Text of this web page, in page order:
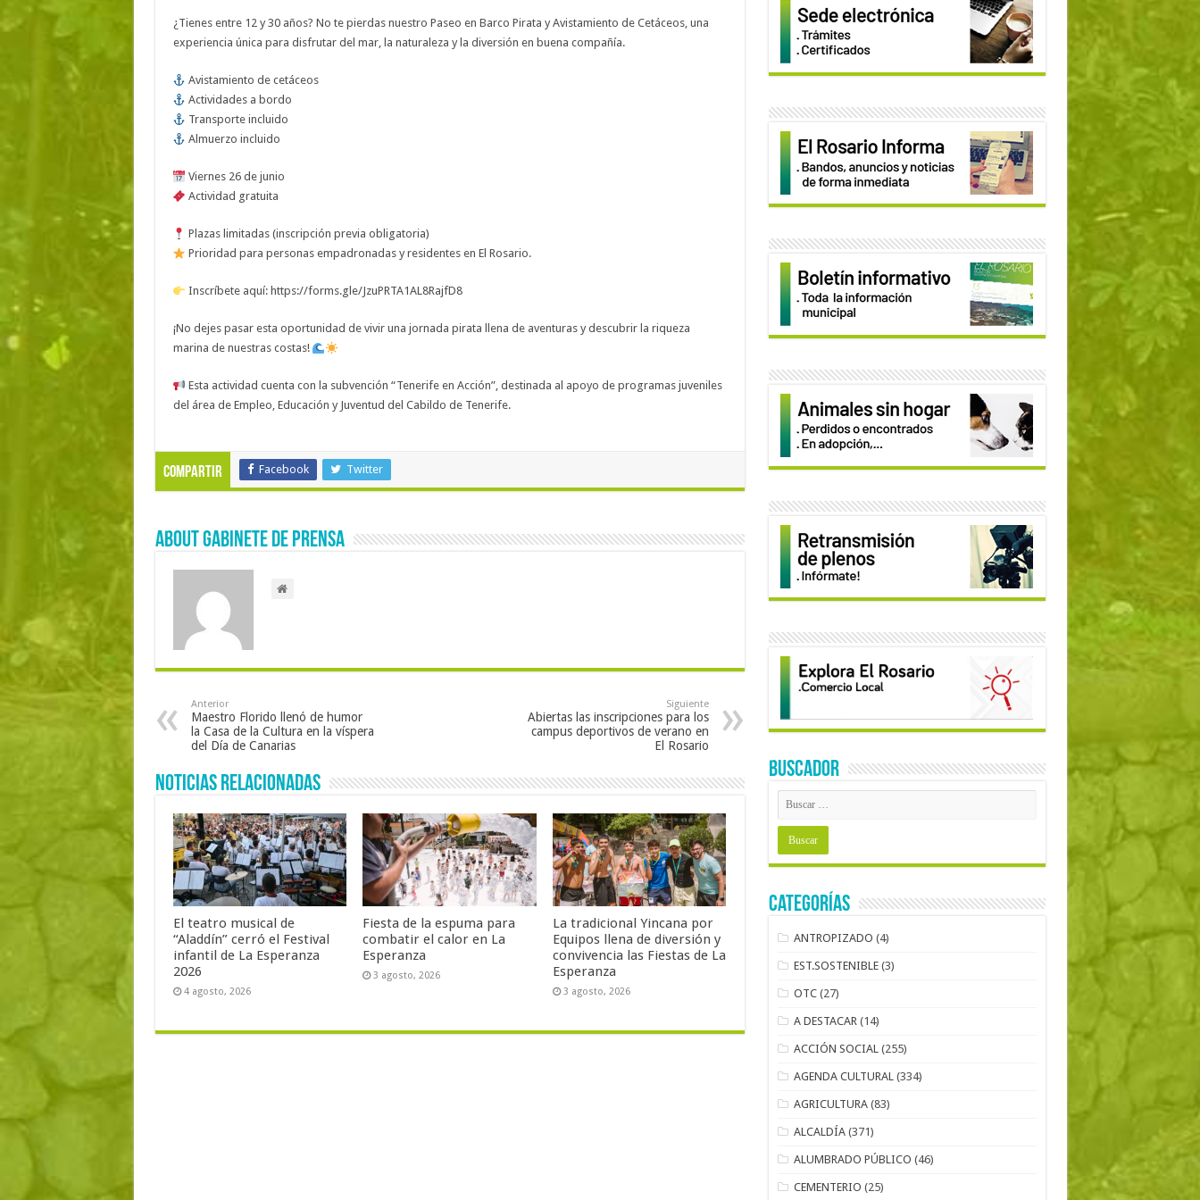
¿Tienes entre 12 y 30 años? No te pierdas nuestro Paseo en Barco Pirata y Avistamiento de Cetáceos, una
experiencia única para disfrutar del mar, la naturaleza y la diversión en buena compañía.
Avistamiento de cetáceos
Actividades a bordo
Transporte incluido
Almuerzo incluido
Viernes 26 de junio
Actividad gratuita
Plazas limitadas (inscripción previa obligatoria)
Prioridad para personas empadronadas y residentes en El Rosario.
Inscríbete aquí: https://forms.gle/JzuPRTA1AL8RajfD8
¡No dejes pasar esta oportunidad de vivir una jornada pirata llena de aventuras y descubrir la riqueza
marina de nuestras costas!
Esta actividad cuenta con la subvención “Tenerife en Acción”, destinada al apoyo de programas juveniles
del área de Empleo, Educación y Juventud del Cabildo de Tenerife.
Compartir Facebook Twitter
About Gabinete de Prensa
Anterior
Maestro Florido llenó de humor
la Casa de la Cultura en la víspera
del Día de Canarias
Siguiente
Abiertas las inscripciones para los
campus deportivos de verano en
El Rosario
Noticias Relacionadas
El teatro musical de
“Aladdín” cerró el Festival
infantil de La Esperanza
2026
4 agosto, 2026
Fiesta de la espuma para
combatir el calor en La
Esperanza
3 agosto, 2026
La tradicional Yincana por
Equipos llena de diversión y
convivencia las Fiestas de La
Esperanza
3 agosto, 2026
BUSCADOR
Categorías
ANTROPIZADO (4)
EST.SOSTENIBLE (3)
OTC (27)
A DESTACAR (14)
ACCIÓN SOCIAL (255)
AGENDA CULTURAL (334)
AGRICULTURA (83)
ALCALDÍA (371)
ALUMBRADO PÚBLICO (46)
CEMENTERIO (25)